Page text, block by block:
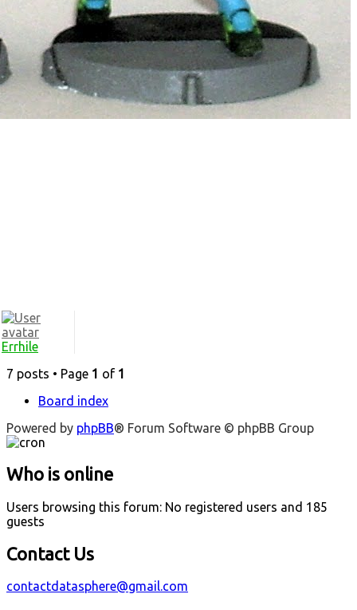
Errhile
7 posts • Page 1 of 1
Board index
Powered by phpBB® Forum Software © phpBB Group
Who is online
Users browsing this forum: No registered users and 185
guests
Contact Us
contactdatasphere@gmail.com